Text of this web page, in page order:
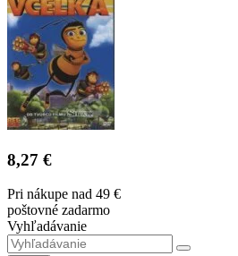
8,27 €
Pri nákupe nad 49 €
poštovné zadarmo
Vyhľadávanie